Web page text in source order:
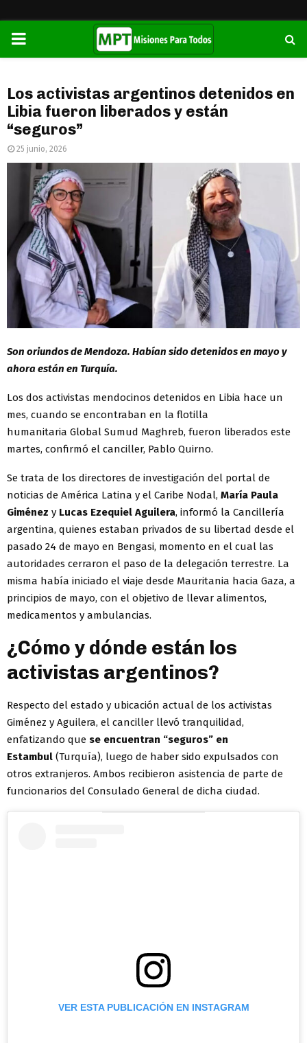
PRIMARY
Los activistas argentinos detenidos en
Libia fueron liberados y están
“seguros”
25 junio, 2026
Son oriundos de Mendoza. Habían sido detenidos en mayo y
ahora están en Turquía.
Los dos activistas mendocinos detenidos en Libia hace un
mes, cuando se encontraban en la flotilla
humanitaria Global Sumud Maghreb, fueron liberados este
martes, confirmó el canciller, Pablo Quirno.
Se trata de los directores de investigación del portal de
noticias de América Latina y el Caribe Nodal, María Paula
Giménez y Lucas Ezequiel Aguilera, informó la Cancillería
argentina, quienes estaban privados de su libertad desde el
pasado 24 de mayo en Bengasi, momento en el cual las
autoridades cerraron el paso de la delegación terrestre. La
misma había iniciado el viaje desde Mauritania hacia Gaza, a
principios de mayo, con el objetivo de llevar alimentos,
medicamentos y ambulancias.
¿Cómo y dónde están los
activistas argentinos?
Respecto del estado y ubicación actual de los activistas
Giménez y Aguilera, el canciller llevó tranquilidad,
enfatizando que se encuentran “seguros” en
Estambul (Turquía), luego de haber sido expulsados con
otros extranjeros. Ambos recibieron asistencia de parte de
funcionarios del Consulado General de dicha ciudad.
VER ESTA PUBLICACIÓN EN INSTAGRAM